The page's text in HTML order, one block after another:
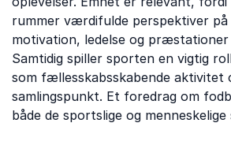
rummer værdifulde perspektiver
motivation, ledelse og præstationer
Samtidig spiller sporten en vigtig
som fællesskabsskabende aktivitet
samlingspunkt. Et foredrag om
både de sportslige og